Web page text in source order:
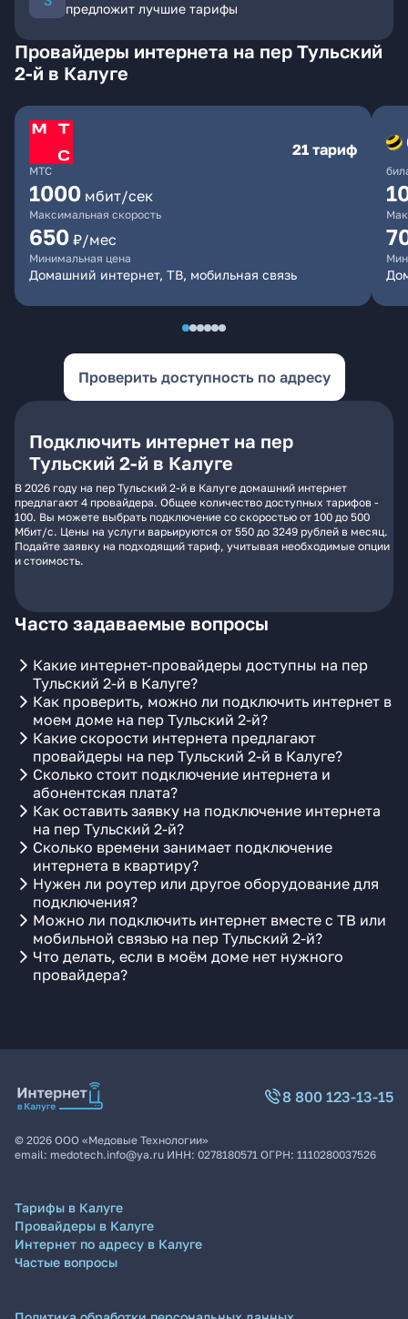
предложит лучшие тарифы
Провайдеры интернета на пер Тульский
2-й в Калуге
МТС
21 тариф
1000 мбит/сек
Максимальная скорость
650 ₽/мес
Минимальная цена
Домашний интернет, ТВ, мобильная связь
Проверить доступность по адресу
Подключить интернет на пер
Тульский 2-й в Калуге
В 2026 году на пер Тульский 2-й в Калуге домашний интернет
предлагают 4 провайдера. Общее количество доступных тарифов -
100. Вы можете выбрать подключение со скоростью от 100 до 500
Мбит/с. Цены на услуги варьируются от 550 до 3249 рублей в месяц.
Подайте заявку на подходящий тариф, учитывая необходимые опции
и стоимость.
Часто задаваемые вопросы
Какие интернет-провайдеры доступны на пер
Тульский 2-й в Калуге?
Как проверить, можно ли подключить интернет в
моем доме на пер Тульский 2-й?
Какие скорости интернета предлагают
провайдеры на пер Тульский 2-й в Калуге?
Сколько стоит подключение интернета и
абонентская плата?
Как оставить заявку на подключение интернета
на пер Тульский 2-й?
Сколько времени занимает подключение
интернета в квартиру?
Нужен ли роутер или другое оборудование для
подключения?
Можно ли подключить интернет вместе с ТВ или
мобильной связью на пер Тульский 2-й?
Что делать, если в моём доме нет нужного
провайдера?
8 800 123-13-15
© 2026 ООО «Медовые Технологии»
email: medotech.info@ya.ru ИНН: 0278180571 ОГРН: 1110280037526
Тарифы в Калуге
Провайдеры в Калуге
Интернет по адресу в Калуге
Частые вопросы